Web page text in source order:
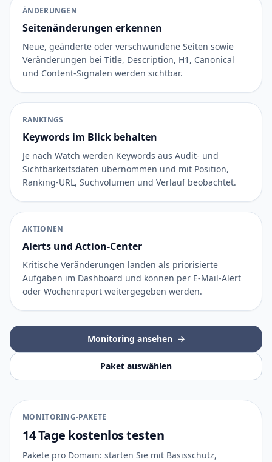
ÄNDERUNGEN
Seitenänderungen erkennen
Neue, geänderte oder verschwundene Seiten sowie
Veränderungen bei Title, Description, H1, Canonical
und Content-Signalen werden sichtbar.
RANKINGS
Keywords im Blick behalten
Je nach Watch werden Keywords aus Audit- und
Sichtbarkeitsdaten übernommen und mit Position,
Ranking-URL, Suchvolumen und Verlauf beobachtet.
AKTIONEN
Alerts und Action-Center
Kritische Veränderungen landen als priorisierte
Aufgaben im Dashboard und können per E-Mail-Alert
oder Wochenreport weitergegeben werden.
Monitoring ansehen →
Paket auswählen
MONITORING-PAKETE
14 Tage kostenlos testen
Pakete pro Domain: starten Sie mit Basisschutz,